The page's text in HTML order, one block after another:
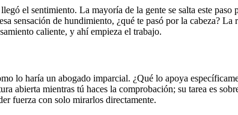
el sentimiento. La mayoría de la gente se salta este
sensación de hundimiento, ¿qué te pasó por la cabeza?
caliente, y ahí empieza el trabajo.
lo haría un abogado imparcial. ¿Qué lo apoya
abierta mientras tú haces la comprobación; su tarea es
fuerza con solo mirarlos directamente.